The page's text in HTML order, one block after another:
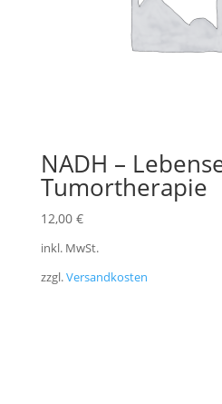
NADH –
Tumortherapie
12,00 €
inkl. MwSt.
zzgl.Versandkosten